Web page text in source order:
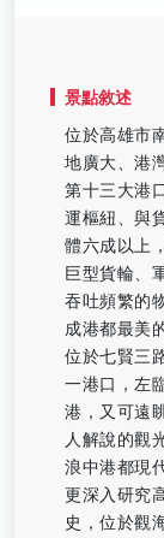
景點敘述
位於高雄市
地廣大、港
第十三大港
運樞紐、與
體六成以上
巨型貨輪、
吞吐頻繁的
成港都最美
位於七賢三
一港口，左
港，又可遠
人解說的觀
浪中港都現
更深入研究
史，位於觀